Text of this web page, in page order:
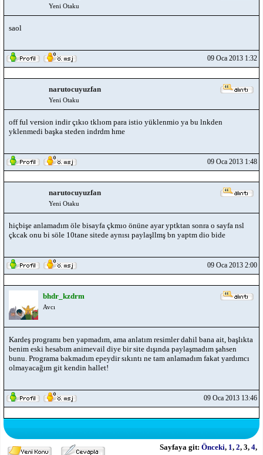
Yeni Otaku
saol
09 Oca 2013 1:32
narutocuyuzfan
Yeni Otaku
off ful version indir çıkıo tklıom para istio yüklenmio ya bu lnkden
yklenmedi başka steden indrdm hme
09 Oca 2013 1:48
narutocuyuzfan
Yeni Otaku
hiçbişe anlamadım öle bisayfa çkmıo önüne ayar yptktan sonra o sayfa nsl
çkcak onu bi söle 10tane sitede aynısı paylaşllmş bn yaptm dio bide
09 Oca 2013 2:00
bhdr_kzdrm
Avcı
Kardeş programı ben yapmadım, ama anlatım resimler dahil bana ait, başlıkta
benim eski hesabım animevail diye bir site dışında paylaşmadım şahsen
bunu. Programa bakmadım epeydir sıkıntı ne tam anlamadım fakat yardımcı
olmayacağım git kendin hallet!
09 Oca 2013 13:46
Sayfaya git: Önceki, 1, 2, 3, 4,